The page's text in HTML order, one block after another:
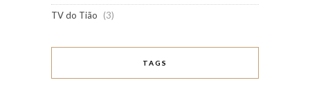
TV do Tião
(3)
TAGS